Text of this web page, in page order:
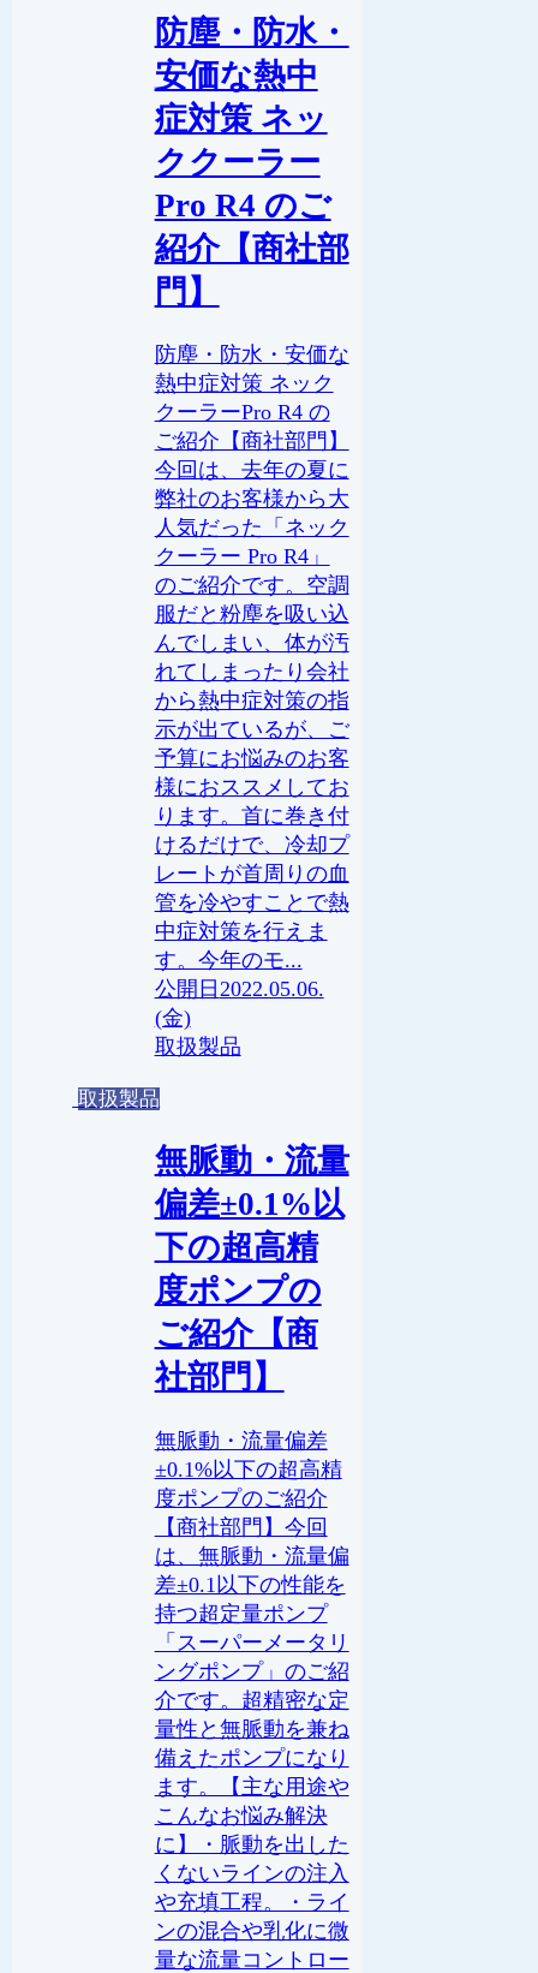
防塵・防水・
安価な熱中
症対策 ネッ
ククーラー
Pro R4 のご
紹介【商社部
門】
防塵・防水・安価な
熱中症対策 ネック
クーラーPro R4 の
ご紹介【商社部門】
今回は、去年の夏に
弊社のお客様から大
人気だった「ネック
クーラー Pro R4」
のご紹介です。空調
服だと粉塵を吸い込
んでしまい、体が汚
れてしまったり会社
から熱中症対策の指
示が出ているが、ご
予算にお悩みのお客
様におススメしてお
ります。首に巻き付
けるだけで、冷却プ
レートが首周りの血
管を冷やすことで熱
中症対策を行えま
す。今年のモ...
2022.05.06.
(金)
取扱製品
取扱製品
無脈動・流量
偏差±0.1%以
下の超高精
度ポンプの
ご紹介【商
社部門】
無脈動・流量偏差
±0.1%以下の超高精
度ポンプのご紹介
【商社部門】今回
は、無脈動・流量偏
差±0.1以下の性能を
持つ超定量ポンプ
「スーパーメータリ
ングポンプ」のご紹
介です。超精密な定
量性と無脈動を兼ね
備えたポンプになり
ます。【主な用途や
こんなお悩み解決
に】・脈動を出した
くないラインの注入
や充填工程。・ライ
ンの混合や乳化に微
量な流量コントロー